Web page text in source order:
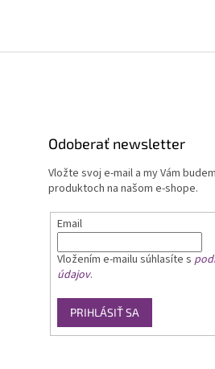
Odoberať newsletter
Vložte svoj e-mail a my Vám
produktoch na našom e-shope.
Email
Vložením e-mailu súhlasíte s
údajov.
PRIHLÁSIŤ SA